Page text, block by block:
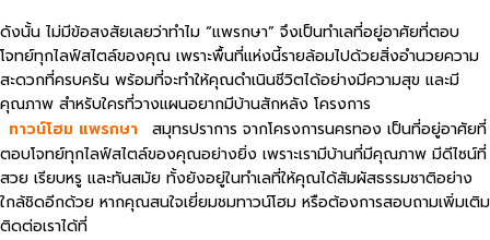
ดังนั้น ไม่มีข้อสงสัยเลยว่าทำไม “แพรกษา” จึงเป็นทำเลที่อยู่อาศัยที่ตอบ
โจทย์ทุกไลฟ์สไตล์ของคุณ เพราะพื้นที่แห่งนี้รายล้อมไปด้วยสิ่งอำนวยความ
สะดวกที่ครบครัน พร้อมที่จะทำให้คุณดำเนินชีวิตได้อย่างมีความสุข และมี
คุณภาพ สำหรับใครที่วางแผนอยากมีบ้านสักหลัง โครงการ
ทาวน์โฮม แพรกษา
สมุทรปราการ จากโครงการนครทอง เป็นที่อยู่อาศัยที่
ตอบโจทย์ทุกไลฟ์สไตล์ของคุณอย่างยิ่ง เพราะเรามีบ้านที่มีคุณภาพ มีดีไซน์ที่
สวย เรียบหรู และทันสมัย ทั้งยังอยู่ในทำเลที่ให้คุณได้สัมผัสธรรมชาติอย่าง
ใกล้ชิดอีกด้วย หากคุณสนใจเยี่ยมชมทาวน์โฮม หรือต้องการสอบถามเพิ่มเติม
ติดต่อเราได้ที่